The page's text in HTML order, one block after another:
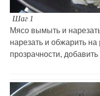
Шаг 1
Мясо вымыть и
нарезать и обжарить
прозрачности,